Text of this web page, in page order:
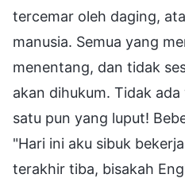
tercemar oleh daging,
manusia. Semua yang
menentang, dan tidak
akan dihukum. Tidak
satu pun yang luput!
"Hari ini aku sibuk
terakhir tiba, bisakah